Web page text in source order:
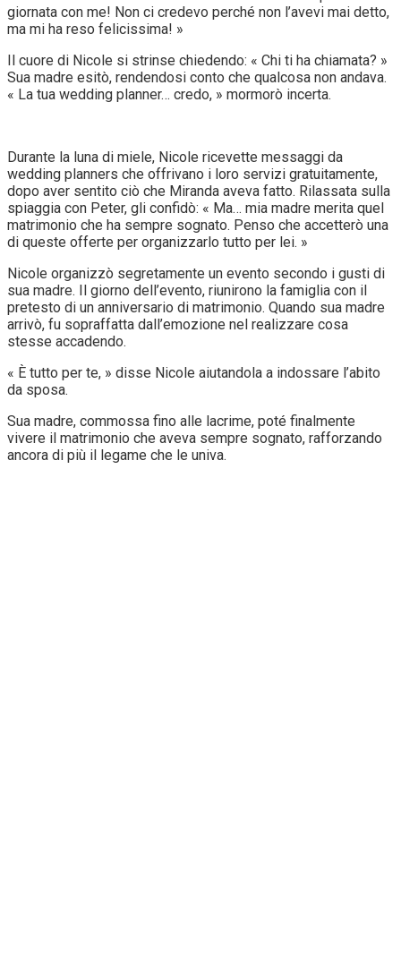
giornata con me! Non ci credevo perché non l’avevi mai detto,
ma mi ha reso felicissima! »
Il cuore di Nicole si strinse chiedendo: « Chi ti ha chiamata? »
Sua madre esitò, rendendosi conto che qualcosa non andava.
« La tua wedding planner… credo, » mormorò incerta.
Durante la luna di miele, Nicole ricevette messaggi da
wedding planners che offrivano i loro servizi gratuitamente,
dopo aver sentito ciò che Miranda aveva fatto. Rilassata sulla
spiaggia con Peter, gli confidò: « Ma… mia madre merita quel
matrimonio che ha sempre sognato. Penso che accetterò una
di queste offerte per organizzarlo tutto per lei. »
Nicole organizzò segretamente un evento secondo i gusti di
sua madre. Il giorno dell’evento, riunirono la famiglia con il
pretesto di un anniversario di matrimonio. Quando sua madre
arrivò, fu sopraffatta dall’emozione nel realizzare cosa
stesse accadendo.
« È tutto per te, » disse Nicole aiutandola a indossare l’abito
da sposa.
Sua madre, commossa fino alle lacrime, poté finalmente
vivere il matrimonio che aveva sempre sognato, rafforzando
ancora di più il legame che le univa.